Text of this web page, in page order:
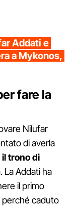
Addati e
a Mykonos,
fare la
Nilufar
di averla
il trono di
La Addati ha
il primo
perché caduto